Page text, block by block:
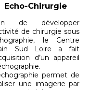
Echo-Chirurgie
de développer
de chirurgie sous
le Centre
Sud Loire a fait
d’un appareil
permet de
une imagerie par